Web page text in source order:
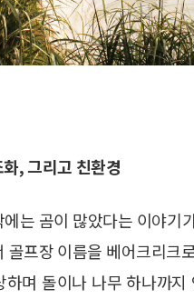
, 그리고 친환경
는 곰이 많았다는 이야기
골프장 이름을 베어크리크
하며 돌이나 나무 하나까